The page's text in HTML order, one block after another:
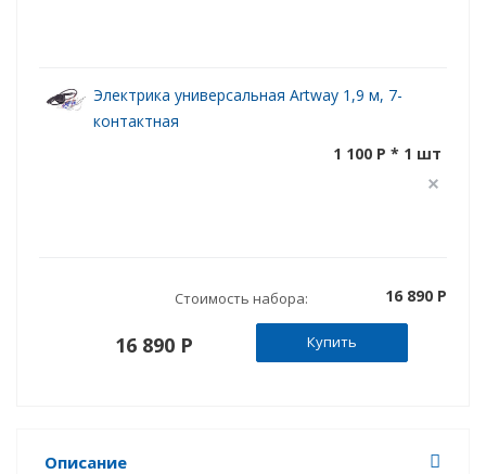
Электрика универсальная Artway 1,9 м, 7-
контактная
1 100 P * 1 шт
Стоимость набора: 16 890 P
16 890 P Купить
Описание